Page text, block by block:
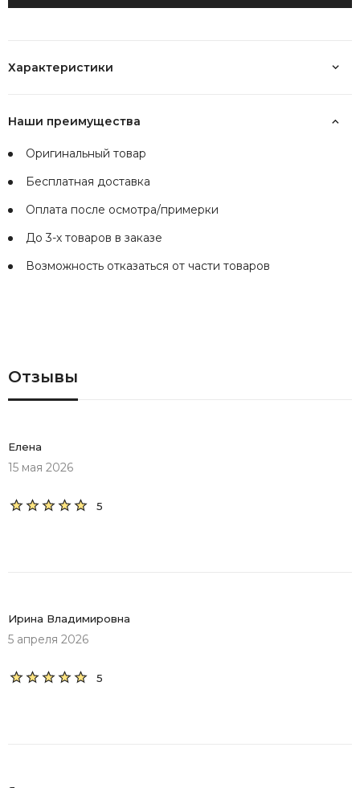
Характеристики
Наши преимущества
Оригинальный товар
Бесплатная доставка
Оплата после осмотра/примерки
До 3-х товаров в заказе
Возможность отказаться от части товаров
Отзывы
Елена
15 мая 2026
5
Ирина Владимировна
5 апреля 2026
5